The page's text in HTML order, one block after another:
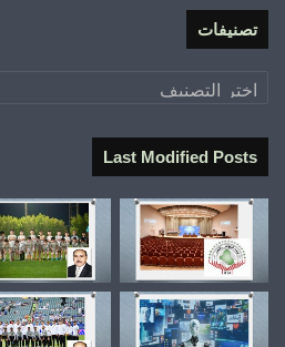
تصنيفات
تصنيفات
Last Modified Posts